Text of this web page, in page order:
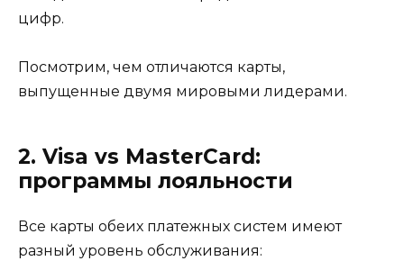
цифр.
Посмотрим, чем отличаются карты,
выпущенные двумя мировыми лидерами.
2. Visa vs MasterCard:
программы лояльности
Все карты обеих платежных систем имеют
разный уровень обслуживания: